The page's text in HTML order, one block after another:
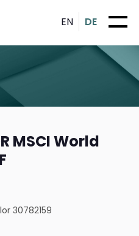
EN DE
MSCI World
30782159